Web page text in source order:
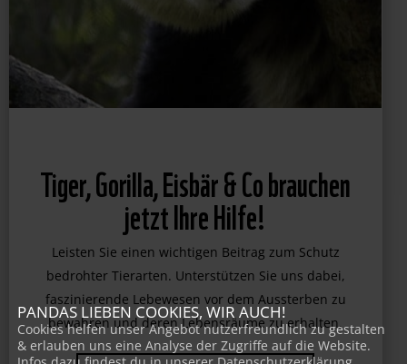
Tiger, Gorilla, Eisbär & Co brauchen
jetzt Ihre Hilfe!
Leisten Sie einen wichtigen Beitrag zum Schutz
bedrohter Tierarten. Unterstützen Sie uns dabei,
faszinierende Lebewesen vor dem Aussterben zu
bewahren und deren Lebensräume zu erhalten.
PANDAS LIEBEN COOKIES, WIR AUCH!
Cookies helfen unser Angebot nutzerfreundlich zu gestalten
& erlauben uns eine Analyse der Zugriffe auf die Website.